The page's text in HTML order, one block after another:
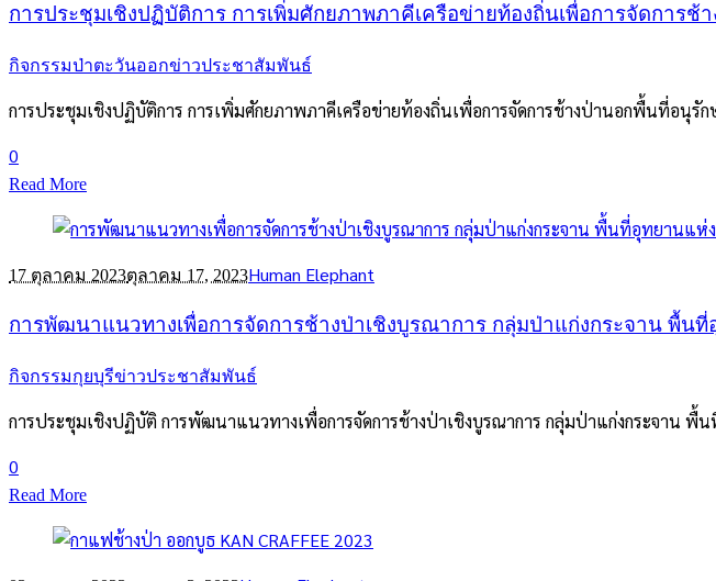
การประชุมเชิงปฏิบัติการ การเพิ่มศักยภาพภาคีเครือข่ายท้องถิ่นเพื่อการจัดการ
กิจกรรมป่าตะวันออกข่าวประชาสัมพันธ์
การประชุมเชิงปฏิบัติการ การเพิ่มศักยภาพภาคีเครือข่ายท้องถิ่นเพื่อการจัดการช้างป่านอกพื้นที่อนุรัก
0
Read More
17 ตุลาคม 2023ตุลาคม 17, 2023Human Elephant
การพัฒนาแนวทางเพื่อการจัดการช้างป่าเชิงบูรณาการ กลุ่มป่าแก่งกระจาน พื้น
กิจกรรมกุยบุรีข่าวประชาสัมพันธ์
การประชุมเชิงปฏิบัติ การพัฒนาแนวทางเพื่อการจัดการช้างป่าเชิงบูรณาการ กลุ่มป่าแก่งกระจาน พื้
0
Read More